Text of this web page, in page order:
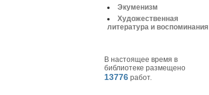
Экуменизм
Художественная
литература и воспоминания
В настоящее время в
библиотеке размещено
13776 работ.